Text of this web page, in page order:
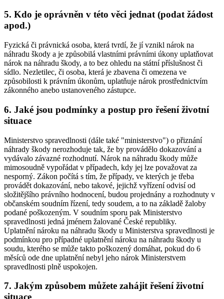
5. Kdo je oprávněn v této věci jednat (podat žádost
apod.)
Fyzická či právnická osoba, která tvrdí, že jí vznikl nárok na
náhradu škody a je způsobilá vlastními právními úkony uplatňovat
nárok na náhradu škody, a to bez ohledu na státní příslušnost či
sídlo. Nezletilec, či osoba, která je zbavena či omezena ve
způsobilosti k právním úkonům, uplatňuje nárok prostřednictvím
zákonného anebo ustanoveného zástupce.
6. Jaké jsou podmínky a postup pro řešení životní
situace
Ministerstvo spravedlnosti (dále také "ministerstvo") o přiznání
náhrady škody nerozhoduje tak, že by provádělo dokazování a
vydávalo závazné rozhodnutí. Nárok na náhradu škody může
mimosoudně vypořádat v případech, kdy jej lze považovat za
nesporný. Zákon počítá s tím, že případy, ve kterých je třeba
provádět dokazování, nebo takové, jejichž vyřízení odvisí od
složitějšího právního hodnocení, budou projednány a rozhodnuty v
občanském soudním řízení, tedy soudem, a to na základě žaloby
podané poškozeným. V soudním sporu pak Ministerstvo
spravedlnosti jedná jménem žalované České republiky.
Uplatnění nároku na náhradu škody u Ministerstva spravedlnosti je
podmínkou pro případné uplatnění nároku na náhradu škody u
soudu, kterého se může takto poškozený domáhat, pokud do 6
měsíců ode dne uplatnění nebyl jeho nárok Ministerstvem
spravedlnosti plně uspokojen.
7. Jakým způsobem můžete zahájit řešení životní